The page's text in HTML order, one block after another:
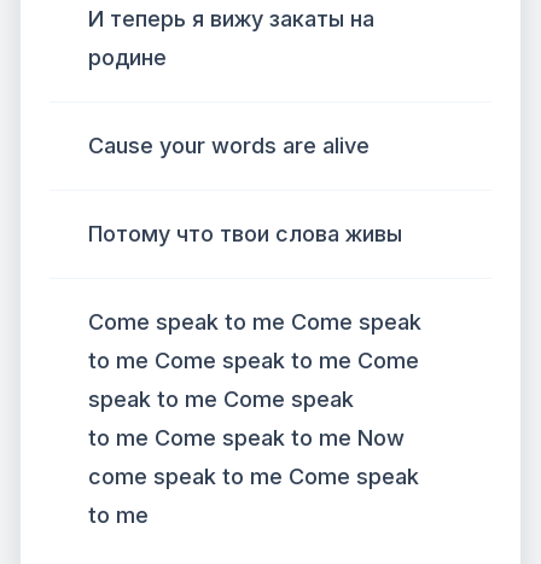
И теперь я вижу закаты на
родине
Cause your words are alive
Потому что твои слова живы
Come speak to me Come speak
to me Come speak to me Come
speak to me Come speak
to me Come speak to me Now
come speak to me Come speak
to me